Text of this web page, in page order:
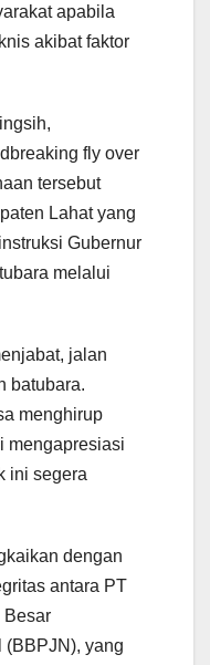
apabila
akibat faktor
fly over
tersebut
Lahat yang
Gubernur
melalui
jalan
batubara.
menghirup
mengapresiasi
ini segera
dengan
antara PT
Besar
(BBPJN), yang